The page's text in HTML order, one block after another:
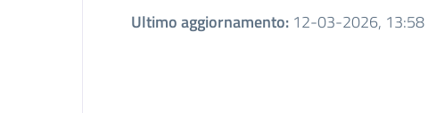
Ultimo aggiornamento: 12-03-2026, 13:58